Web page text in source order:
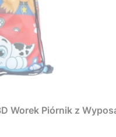
Worek Piórnik z